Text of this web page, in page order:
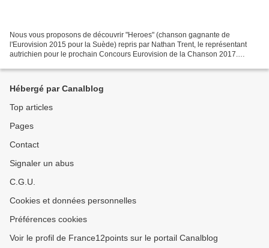
Nous vous proposons de découvrir "Heroes" (chanson gagnante de
l'Eurovision 2015 pour la Suède) repris par Nathan Trent, le représentant
autrichien pour le prochain Concours Eurovision de la Chanson 2017.
Hébergé par Canalblog
Top articles
Pages
Contact
Signaler un abus
C.G.U.
Cookies et données personnelles
Préférences cookies
Voir le profil de France12points sur le portail Canalblog